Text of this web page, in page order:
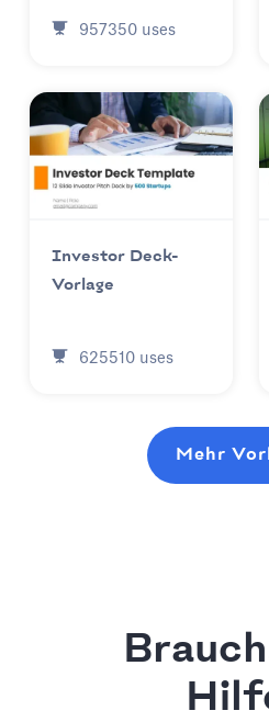
957350 uses
Investor Deck-
Vorlage
625510 uses
Mehr